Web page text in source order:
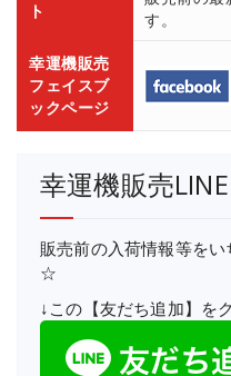
ト
す。
幸運機販売
フェイスブ
ックページ
幸運機販売
販売前の入荷情報等を
☆
↓この【友だち追加】を